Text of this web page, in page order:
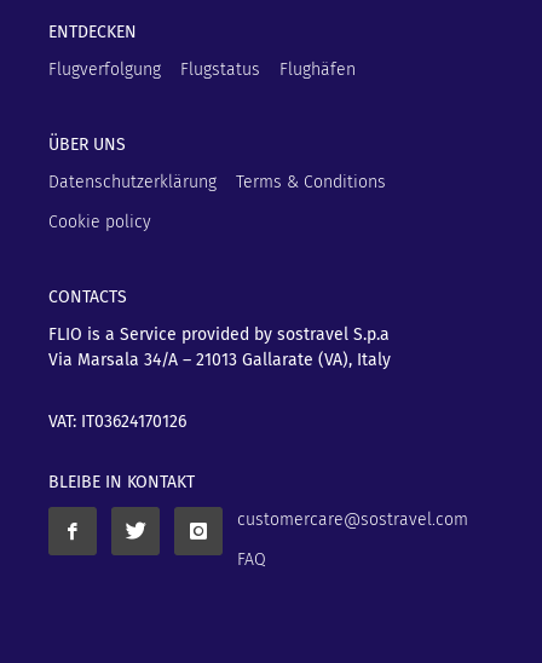
ENTDECKEN
Flugverfolgung
Flugstatus Flughäfen
ÜBER UNS
Datenschutzerklärung
Terms & Conditions
Cookie policy
CONTACTS
FLIO is a Service provided by sostravel S.p.a
Via Marsala 34/A – 21013 Gallarate (VA), Italy
VAT: IT03624170126
BLEIBE IN KONTAKT
customercare@sostravel.com
FAQ